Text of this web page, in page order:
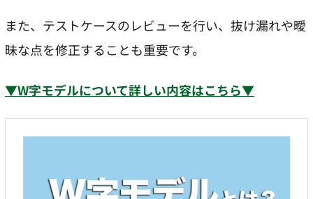
また、テストケースのレビューを行い、抜け漏れや曖
昧な点を修正することも重要です。
▼W字モデルについて詳しい内容はこちら▼